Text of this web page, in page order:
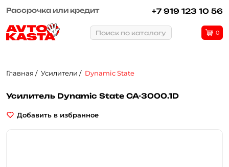
Рассрочка или кредит +7 919 123 10 56
Поиск по каталогу 0
Главная Усилители Dynamic State
Усилитель Dynamic State CA-3000.1D
Добавить в избранное